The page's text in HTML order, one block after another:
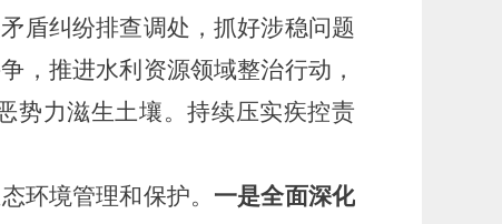
盾纠纷排查调处，抓好涉稳问题
，推进水利资源领域整治行动，
势力滋生土壤。持续压实疾控责
环境管理和保护。 一是全面深化